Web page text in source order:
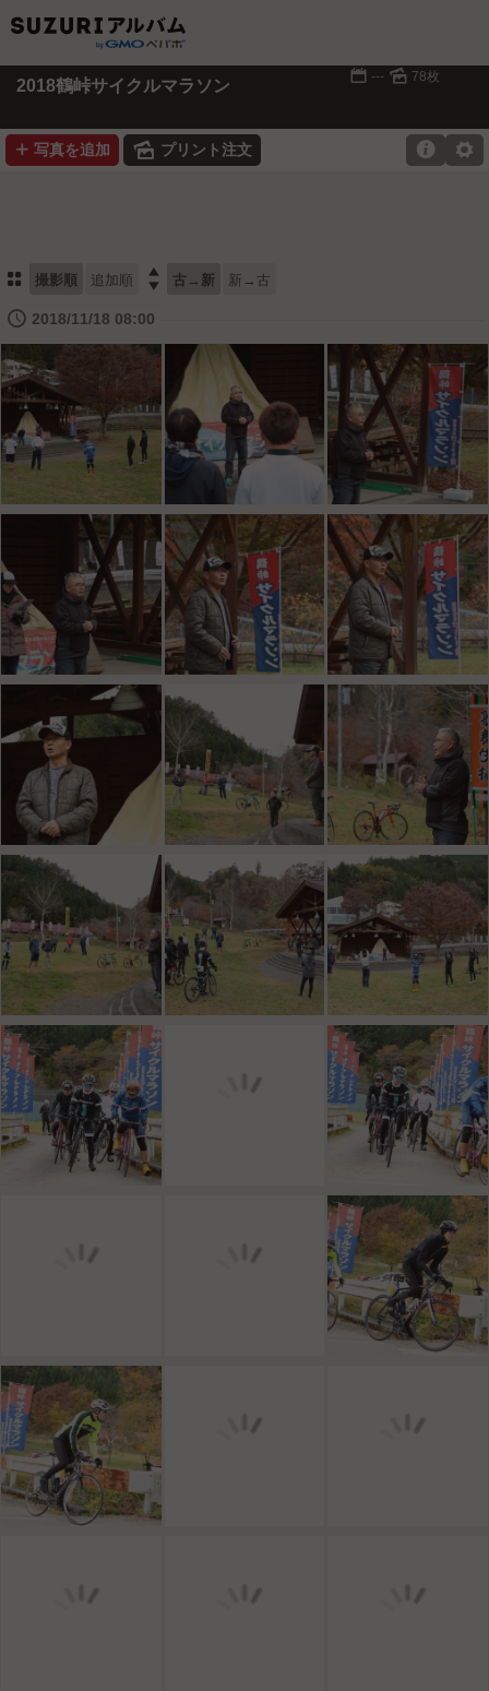
2018鶴峠サイクルマラソン 📅 --- 🌄 78枚
➕ 写真を追加 🌄 プリント注文 ⚙

⚏ 撮影順 追加順  古→新 新→古
🕔 2018/11/18 08:00